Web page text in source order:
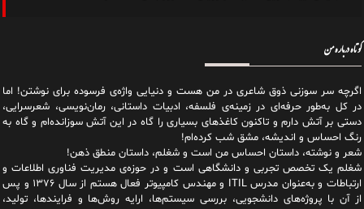
کوتاه درباره من
اگرچه سر سوزنی ذوق شاعری در من هست و دنیایی واژه‌‌ی فرسوده برای نوشتن! اما
در کل به‌طور حرفه‌ای در زمینه‌ی فلسفه، ادبیات داستانی، رمان‌نویسی، شعرسرایی،
دستی بر آتش دارم و تاکنون کاغذهای بسیاری را گاه در این آتش سوزانده‌ام و گاه به
رنگ احساس و اندیشه، مشق شب کرده‌ام!
شعر و نوشته، داستان احساس من است و شغلم، داستان منطق ذهن!
شغلم یک تخصص تجربی و دانشگاهی است و در حوزه‌ی مدیریت فناوری اطلاعات و
ارتباطات و به‌عنوان مدرس ITIL و مهندس کامپیوتر فعال هستم از سال ۱۳۷۶ و پس
از آن با پروژه‌های دانشجویی، بررسی سیستم‌ها، ارایه روش‌ها و فرایندها، تولید،